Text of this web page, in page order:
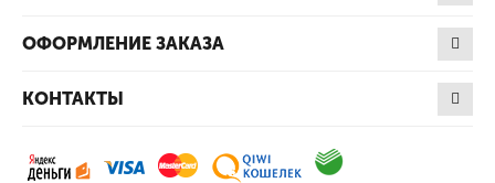
ОФОРМЛЕНИЕ ЗАКАЗА
КОНТАКТЫ